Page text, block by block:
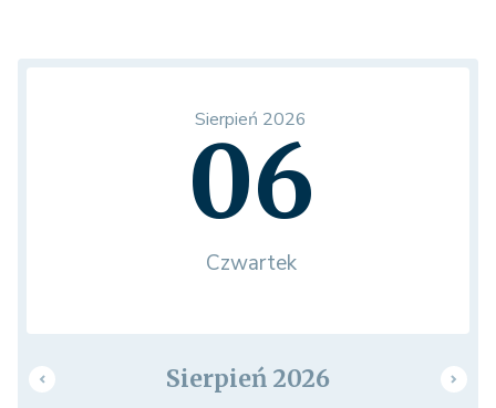
Sierpień 2026
06
Czwartek
Sierpień 2026